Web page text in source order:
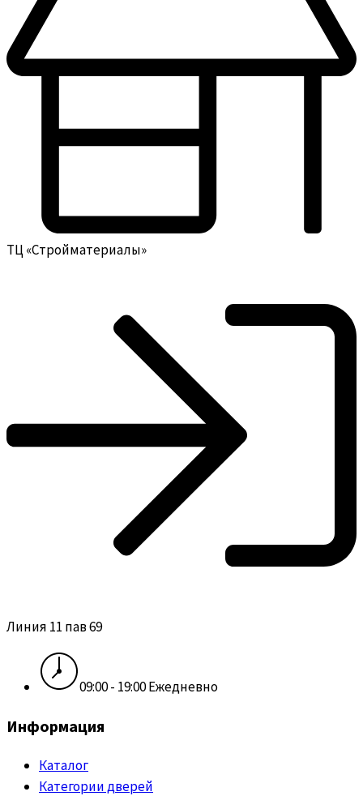
ТЦ «Стройматериалы»
Линия 11 пав 69
09:00 - 19:00 Ежедневно
Информация
Каталог
Категории дверей